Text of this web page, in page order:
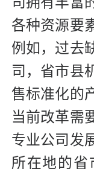
各种资源要
例如，过去
司，省市县
售标准化的
当前改革需
专业公司发
所在地的省